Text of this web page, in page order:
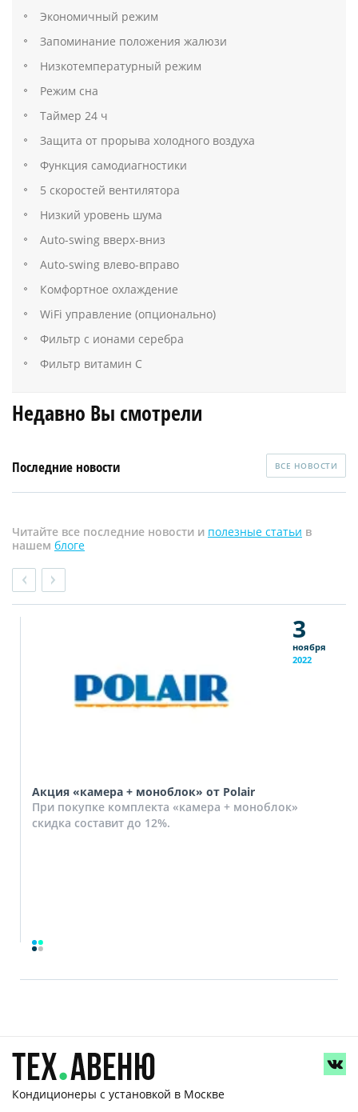
Экономичный режим
Запоминание положения жалюзи
Низкотемпературный режим
Режим сна
Таймер 24 ч
Защита от прорыва холодного воздуха
Функция самодиагностики
5 скоростей вентилятора
Низкий уровень шума
Auto-swing вверх-вниз
Auto-swing влево-вправо
Комфортное охлаждение
WiFi управление (опционально)
Фильтр с ионами серебра
Фильтр витамин С
Недавно Вы смотрели
Последние новости ВСЕ НОВОСТИ
Читайте все последние новости и полезные статьи в
нашем блоге
3
ноября
2022
Акция «камера + моноблок» от Polair
При покупке комплекта «камера + моноблок»
скидка составит до 12%.
Кондиционеры с установкой в Москве